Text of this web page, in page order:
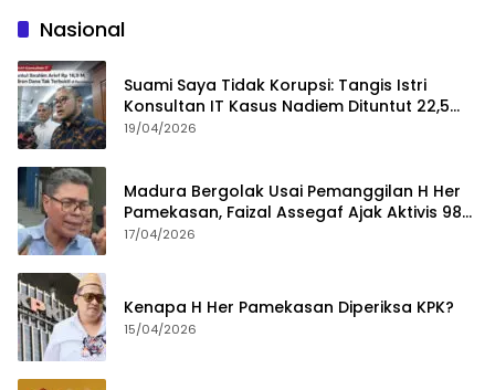
Nasional
Suami Saya Tidak Korupsi: Tangis Istri
Konsultan IT Kasus Nadiem Dituntut 22,5
Tahun
19/04/2026
Madura Bergolak Usai Pemanggilan H Her
Pamekasan, Faizal Assegaf Ajak Aktivis 98
Bongkar Permainan KPK
17/04/2026
Kenapa H Her Pamekasan Diperiksa KPK?
15/04/2026